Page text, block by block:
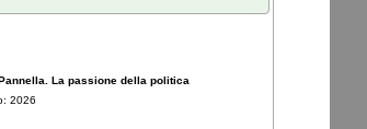
La passione della politica
2026